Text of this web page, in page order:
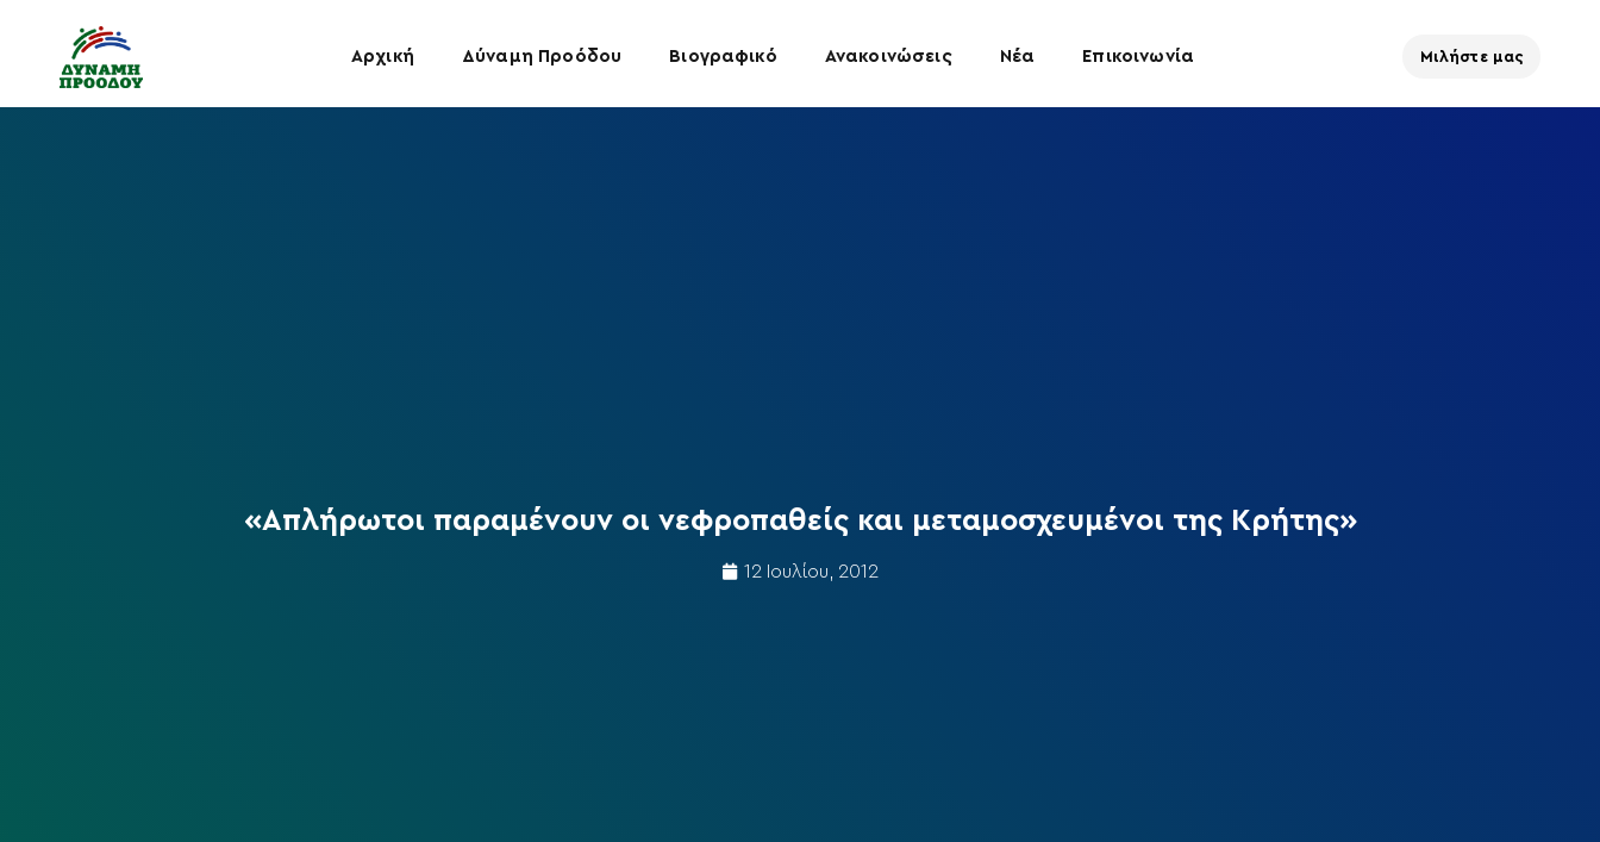
Αρχική Δύναμη Προόδου Βιογραφικό Ανακοινώσεις Νέα Επικοινωνία Μιλήστε μας
«Απλήρωτοι παραμένουν οι νεφροπαθείς και μεταμοσχευμένοι της Κρήτης»
12 Ιουλίου, 2012